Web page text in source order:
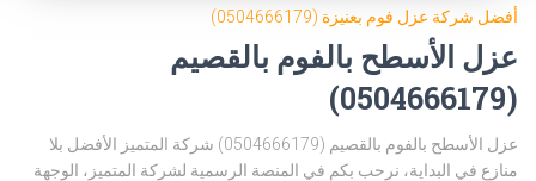
أفضل شركة عزل فوم بعنيزة (0504666179)
عزل الأسطح بالفوم بالقصيم
(0504666179)
عزل الأسطح بالفوم بالقصيم (0504666179) شركة المتميز الأفضل بلا
منازع في البداية، نرحب بكم في المنصة الرسمية لشركة المتميز، الوجهة